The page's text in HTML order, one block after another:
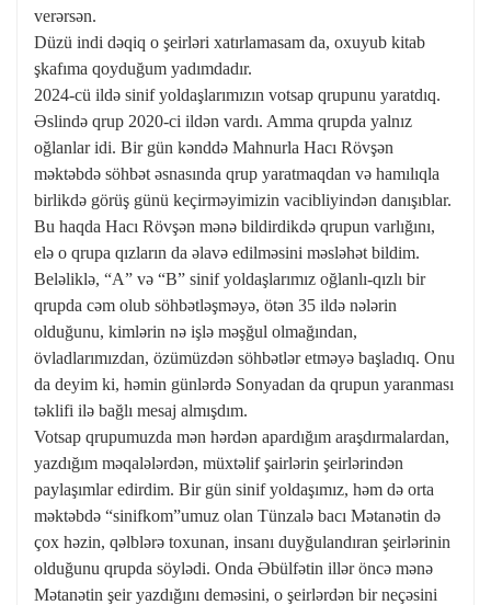
verərsən.
Düzü indi dəqiq o şeirləri xatırlamasam da, oxuyub kitab
şkafıma qoyduğum yadımdadır.
2024-cü ildə sinif yoldaşlarımızın votsap qrupunu yaratdıq.
Əslində qrup 2020-ci ildən vardı. Amma qrupda yalnız
oğlanlar idi. Bir gün kənddə Mahnurla Hacı Rövşən
məktəbdə söhbət əsnasında qrup yaratmaqdan və hamılıqla
birlikdə görüş günü keçirməyimizin vacibliyindən danışıblar.
Bu haqda Hacı Rövşən mənə bildirdikdə qrupun varlığını,
elə o qrupa qızların da əlavə edilməsini məsləhət bildim.
Beləliklə, “A” və “B” sinif yoldaşlarımız oğlanlı-qızlı bir
qrupda cəm olub söhbətləşməyə, ötən 35 ildə nələrin
olduğunu, kimlərin nə işlə məşğul olmağından,
övladlarımızdan, özümüzdən söhbətlər etməyə başladıq. Onu
da deyim ki, həmin günlərdə Sonyadan da qrupun yaranması
təklifi ilə bağlı mesaj almışdım.
Votsap qrupumuzda mən hərdən apardığım araşdırmalardan,
yazdığım məqalələrdən, müxtəlif şairlərin şeirlərindən
paylaşımlar edirdim. Bir gün sinif yoldaşımız, həm də orta
məktəbdə “sinifkom”umuz olan Tünzalə bacı Mətanətin də
çox həzin, qəlblərə toxunan, insanı duyğulandıran şeirlərinin
olduğunu qrupda söylədi. Onda Əbülfətin illər öncə mənə
Mətanətin şeir yazdığını deməsini, o şeirlərdən bir neçəsini